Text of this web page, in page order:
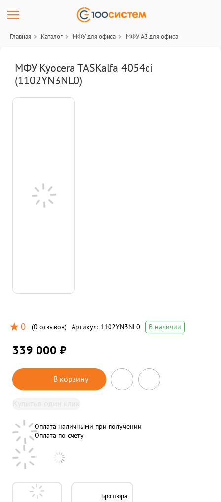
Главная Каталог МФУ для офиса МФУ A3 для офиса
МФУ Kyocera TASKalfa 4054ci
(1102YN3NL0)
0 (0 отзывов) Артикул: 1102YN3NL0 В наличии
339 000 ₽
В корзину
Оплата наличными при получении
Оплата по счету
Брошюра